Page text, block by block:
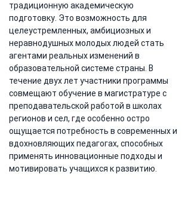
традиционную академическую
подготовку. Это возможность для
целеустремленных, амбициозных и
неравнодушных молодых людей стать
агентами реальных изменений в
образовательной системе страны. В
течение двух лет участники программы
совмещают обучение в магистратуре с
преподавательской работой в школах
регионов и сел, где особенно остро
ощущается потребность в современных и
вдохновляющих педагогах, способных
применять инновационные подходы и
мотивировать учащихся к развитию.